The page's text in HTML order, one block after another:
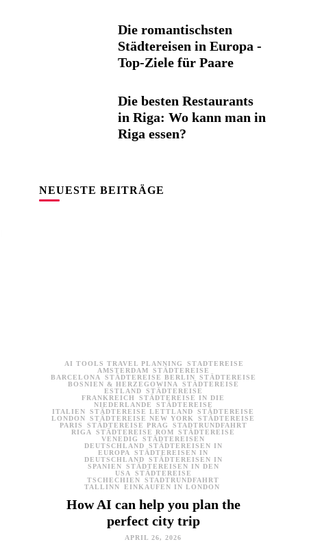
Die romantischsten
Städtereisen in Europa -
Top-Ziele für Paare
Die besten Restaurants
in Riga: Wo kann man in
Riga essen?
NEUESTE BEITRÄGE
AI TOOLS TRAVEL PLANNING
STÄDTEREISE
AMSTERDAM
STÄDTEREISE
BARCELONA
STÄDTEREISE BERLIN
STÄDTEREISE
BOSNIEN & HERZEGOWINA
STÄDTEREISE
ESTLAND
STÄDTEREISE
FRANKREICH
STÄDTEREISE IN DIE
NIEDERLANDE
STÄDTEREISE
ITALIEN
STÄDTEREISE LETTLAND
STÄDTEREISE
LONDON
STÄDTEREISE NEW YORK
STÄDTEREISE
PARIS
STÄDTEREISE PRAG
STADTRUNDFAHRT
RIGA
STÄDTEREISE ROM
STÄDTEREISE
VENEDIG
STÄDTEREISEN
DEUTSCHLAND
STÄDTEREISEN IN
EUROPA
STÄDTEREISEN IN
DEUTSCHLAND
STÄDTEREISEN IN
SPANIEN
STÄDTEREISEN IN DEN
USA
STÄDTEREISE
TSCHECHIEN
STADTRUNDFAHRT
TALLINN
EINKAUFEN IN LONDON
How AI can help you plan the
perfect city trip
APRIL 26, 2026